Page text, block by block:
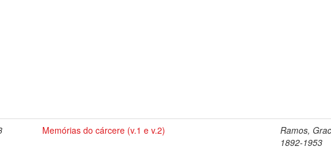
Memórias do cárcere (v.1 e v.2)
Ramos,
1892-1953